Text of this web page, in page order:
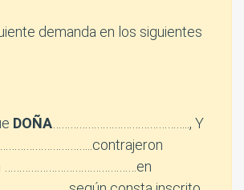
demanda en los siguientes
DOÑA ……………………………………….., Y
………………………………………en